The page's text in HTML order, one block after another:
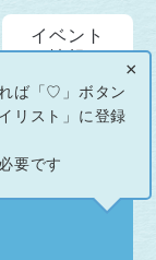
イベント
情報
OK
×
ば「♡」ボタン
リスト」に登録
要です